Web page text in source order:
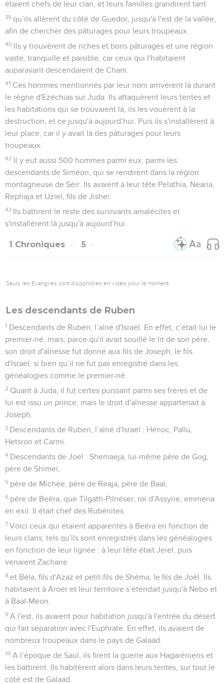
étaient chefs de leur clan, et leurs familles grandirent tant
39 qu’ils allèrent du côté de Guedor, jusqu'à l'est de la vallée,
afin de chercher des pâturages pour leurs troupeaux.
40 Ils y trouvèrent de riches et bons pâturages et une région
vaste, tranquille et paisible, car ceux qui l'habitaient
auparavant descendaient de Cham.
41 Ces hommes mentionnés par leur nom arrivèrent là durant
le règne d'Ezéchias sur Juda. Ils attaquèrent leurs tentes et
les habitations qui se trouvaient là, ils les vouèrent à la
destruction, et ce jusqu'à aujourd’hui. Puis ils s'installèrent à
leur place, car il y avait là des pâturages pour leurs
troupeaux.
42 Il y eut aussi 500 hommes parmi eux, parmi les
descendants de Siméon, qui se rendirent dans la région
montagneuse de Séir. Ils avaient à leur tête Pelathia, Nearia,
Rephaja et Uziel, fils de Jisheï.
43 Ils battirent le reste des survivants amalécites et
s'installèrent là jusqu'à aujourd’hui.
1 Chroniques 5
Seuls les Évangiles sont disponibles en vidéo pour le moment.
Les descendants de Ruben
1 Descendants de Ruben, l’aîné d'Israël. En effet, c’était lui le
premier-né, mais, parce qu'il avait souillé le lit de son père,
son droit d'aînesse fut donné aux fils de Joseph, le fils
d'Israël, si bien qu’il ne fut pas enregistré dans les
généalogies comme le premier-né.
2 Quant à Juda, il fut certes puissant parmi ses frères et de
lui est issu un prince, mais le droit d'aînesse appartenait à
Joseph.
3 Descendants de Ruben, l’aîné d'Israël : Hénoc, Pallu,
Hetsron et Carmi.
4 Descendants de Joël : Shemaeja, lui-même père de Gog,
père de Shimeï,
5 père de Michée, père de Reaja, père de Baal,
6 père de Beéra, que Tilgath-Pilnéser, roi d'Assyrie, emmena
en exil. Il était chef des Rubénites.
7 Voici ceux qui étaient apparentés à Beéra en fonction de
leurs clans, tels qu'ils sont enregistrés dans les généalogies
en fonction de leur lignée : à leur tête était Jeïel, puis
venaient Zacharie
8 et Béla, fils d'Azaz et petit-fils de Shéma, le fils de Joël. Ils
habitaient à Aroër et leur territoire s’étendait jusqu'à Nebo et
à Baal-Meon.
9 A l'est, ils avaient pour habitation jusqu'à l'entrée du désert
qui fait séparation avec l'Euphrate. En effet, ils avaient de
nombreux troupeaux dans le pays de Galaad.
10 A l’époque de Saül, ils firent la guerre aux Hagaréniens et
les battirent. Ils habitèrent alors dans leurs tentes, sur tout le
côté est de Galaad.